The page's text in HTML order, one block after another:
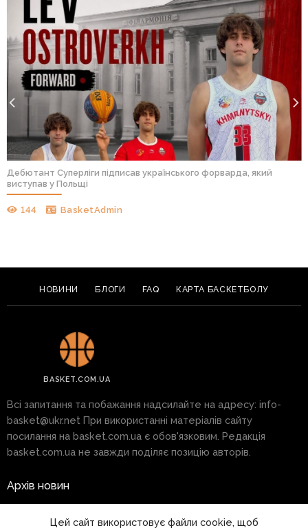
Дебютант Суперліги підписав українського форварда, який
виступав у Польщі
144 BasketAdmin
НОВИНИ БЛОГИ FAQ КАРТА БАСКЕТБОЛУ
BASKET.COM.UA
Всі запитання та побажання надсилайте на адресу: info-
basket@ukr.netПри використанні матеріалів сайту
посилання на basket.com.ua є обов'язковим. Редакція
basket.com.ua не завжди поділяє позицію авторів.
Архів новин
Цей сайт використовує файли cookie, щоб